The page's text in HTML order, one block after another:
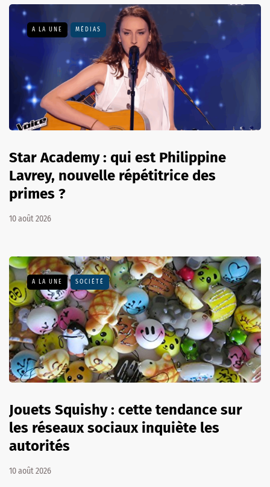
A LA UNE MÉDIAS
Star Academy : qui est Philippine
Lavrey, nouvelle répétitrice des
primes ?
10 août 2026
A LA UNE SOCIÉTÉ
Jouets Squishy : cette tendance sur
les réseaux sociaux inquiète les
autorités
10 août 2026